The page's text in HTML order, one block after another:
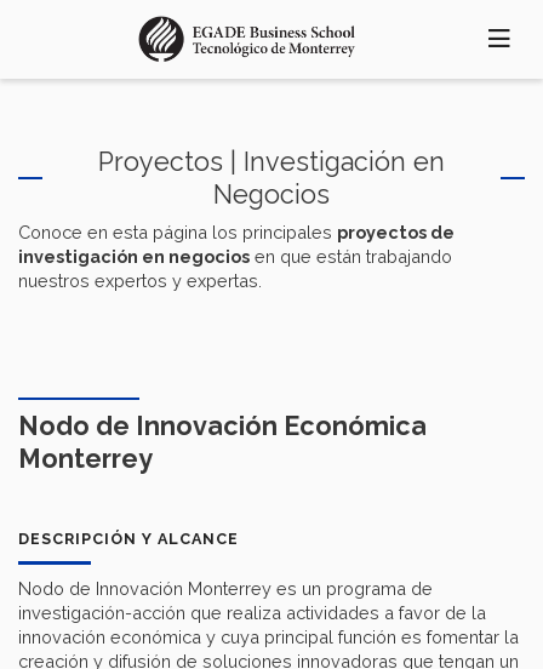
principal
Proyectos | Investigación en
Negocios
Conoce en esta página los principales proyectos de
investigación en negocios en que están trabajando
nuestros expertos y expertas.
Nodo de Innovación Económica
Monterrey
DESCRIPCIÓN Y ALCANCE
Nodo de Innovación Monterrey es un programa de
investigación-acción que realiza actividades a favor de la
innovación económica y cuya principal función es fomentar la
creación y difusión de soluciones innovadoras que tengan un